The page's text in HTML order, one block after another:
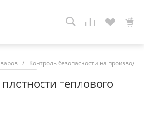
/ Контроль безопасности на
теплового